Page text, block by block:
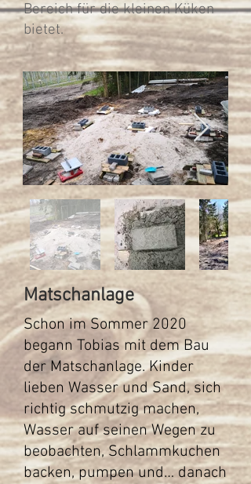
Bereich für die kleinen Küken
bietet.
Matschanlage
Schon im Sommer 2020
begann Tobias mit dem Bau
der Matschanlage. Kinder
lieben Wasser und Sand, sich
richtig schmutzig machen,
Wasser auf seinen Wegen zu
beobachten, Schlammkuchen
backen, pumpen und… danach